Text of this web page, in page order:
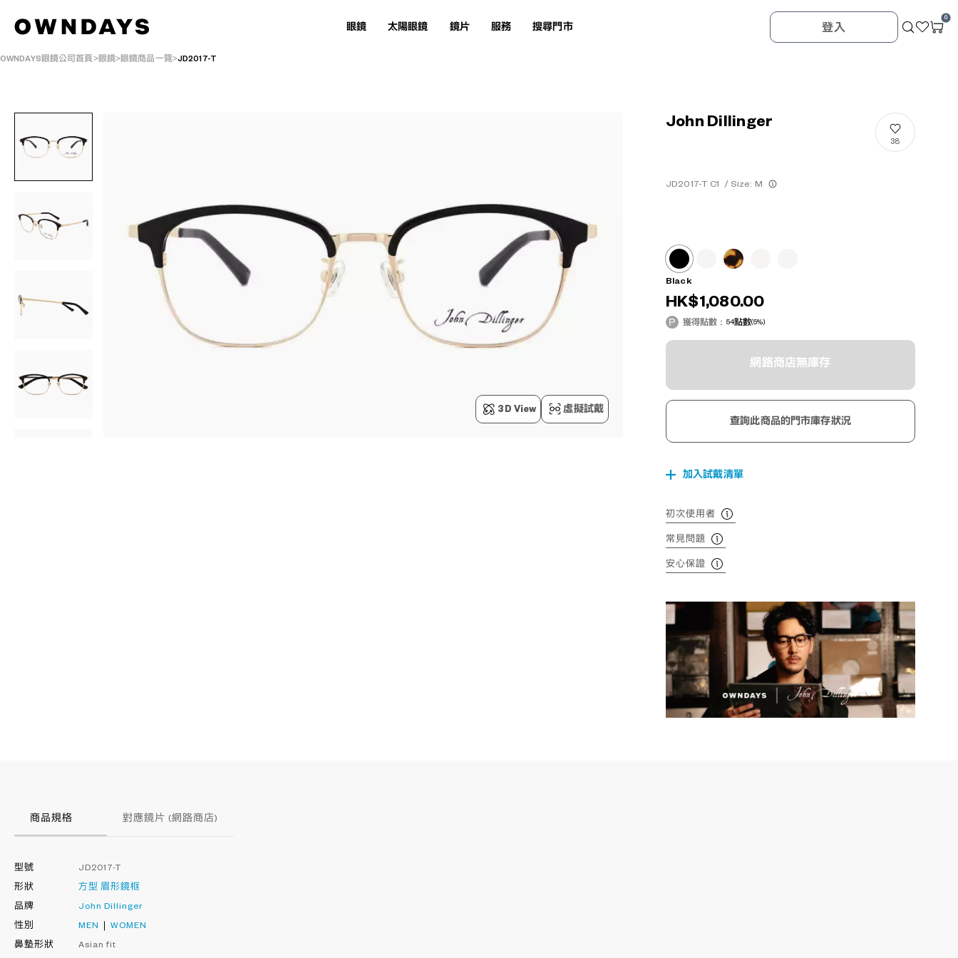
眼鏡 太陽眼鏡 鏡片 服務 搜尋門市 登入
0
OWNDAYS眼鏡公司首頁 眼鏡 眼鏡商品一覽 JD2017-T
3D View 虛擬試戴
John Dillinger
JD2017-T C1 / Size: M
38
Black
HK$1,080.00
獲得點數： 54點數(5%)
網路商店無庫存
查詢此商品的門市庫存狀況
加入試戴清單
初次使用者
常見問題
安心保證
商品規格 對應鏡片 (網路商店)
型號 JD2017-T
形狀 方型 眉形鏡框
品牌 John Dillinger
性別 MEN WOMEN
鼻墊形狀 Asian fit